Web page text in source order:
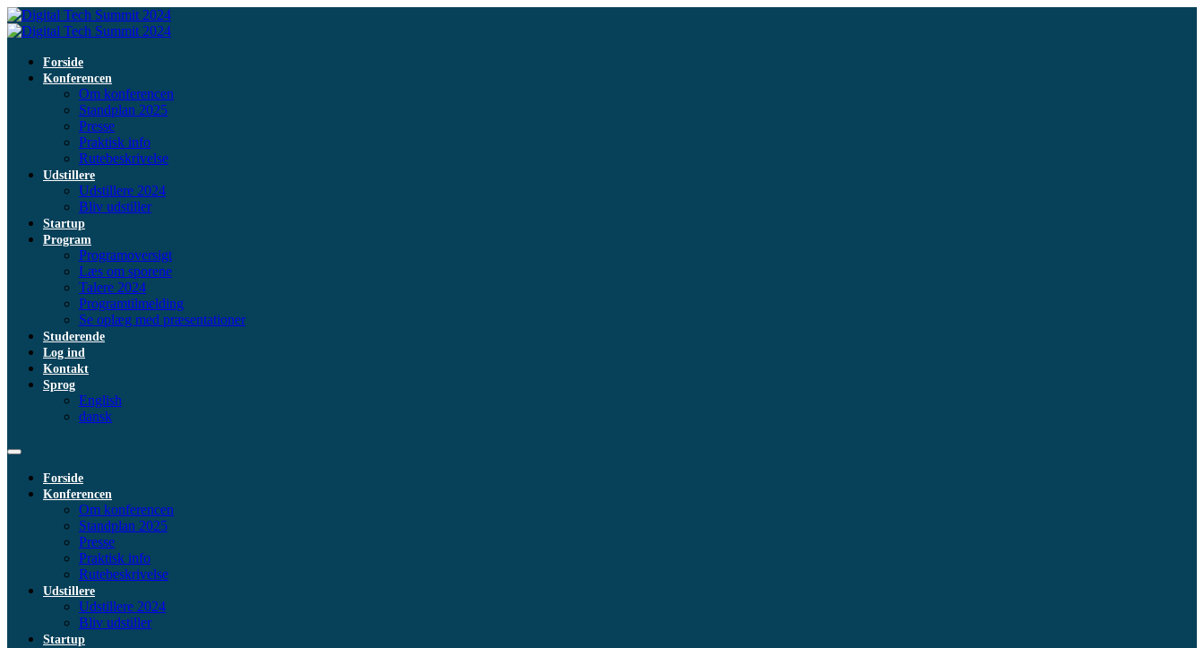
Forside
Konferencen
Om konferencen
Standplan 2025
Presse
Praktisk info
Rutebeskrivelse
Udstillere
Udstillere 2024
Bliv udstiller
Startup
Program
Programoversigt
Læs om sporene
Talere 2024
Programtilmelding
Se oplæg med præsentationer
Studerende
Log ind
Kontakt
Sprog
English
dansk
Forside
Konferencen
Om konferencen
Standplan 2025
Presse
Praktisk info
Rutebeskrivelse
Udstillere
Udstillere 2024
Bliv udstiller
Startup